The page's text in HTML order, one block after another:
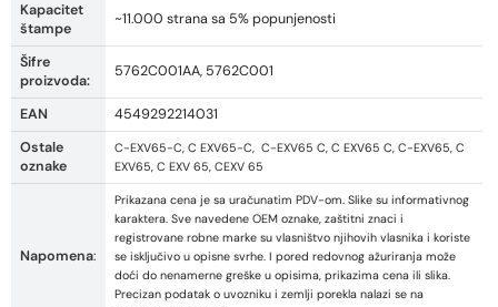
Kapacitet
štampe
~11.000 strana sa 5% popunjenosti
Šifre
proizvoda:
5762C001AA, 5762C001
EAN
4549292214031
Ostale
oznake
C-EXV65-C, C EXV65-C, C-EXV65 C, C EXV65 C, C-EXV65, C
EXV65, C EXV 65, CEXV 65
Napomena:
Prikazana cena je sa uračunatim PDV-om. Slike su informativnog
karaktera. Sve navedene OEM oznake, zaštitni znaci i
registrovane robne marke su vlasništvo njihovih vlasnika i koriste
se isključivo u opisne svrhe. I pored redovnog ažuriranja može
doći do nenamerne greške u opisima, prikazima cena ili slika.
Precizan podatak o uvozniku i zemlji porekla nalazi se na